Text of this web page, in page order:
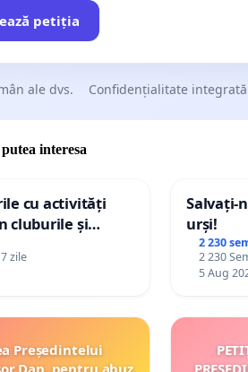
petiția
ale dvs. Confidențialitate
interesa
cu activități
cluburile și
zile
Salvați-
urși!
2 230
2 230
5 Aug
Președintelui
Dan, pentru abuz